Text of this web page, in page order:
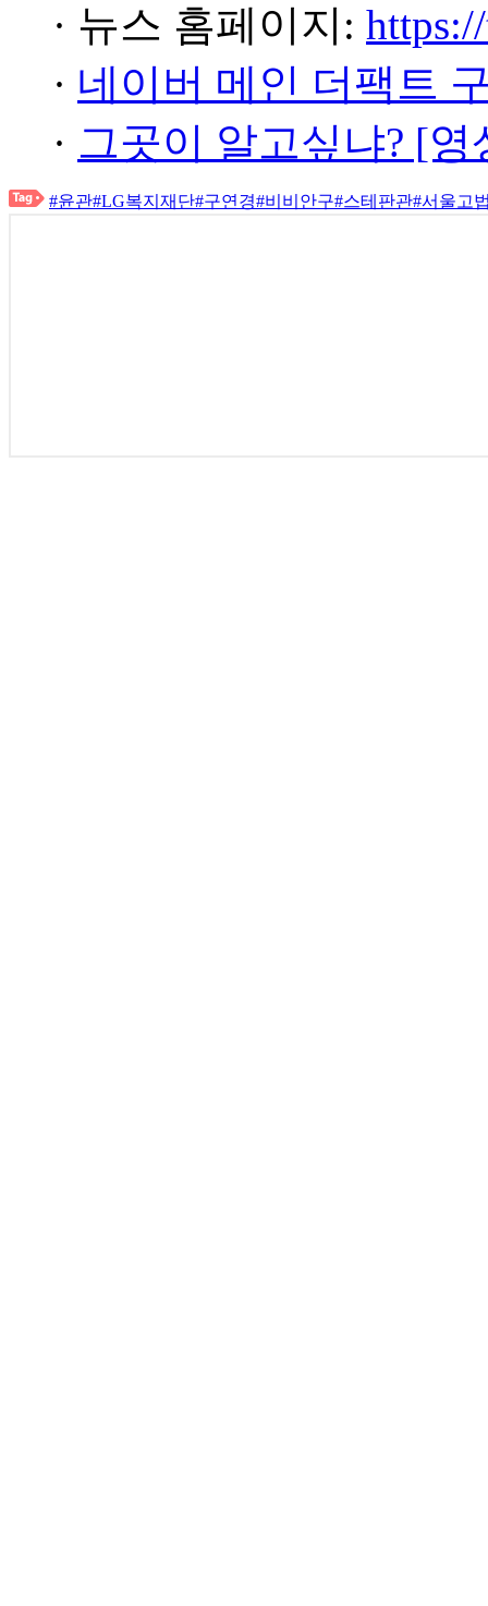
· 뉴스 홈페이지:
· 네이버 메인 더팩트
· 그곳이 알고싶냐? [
#윤관#LG복지재단#구연경#비비안구#스테판관#서울고